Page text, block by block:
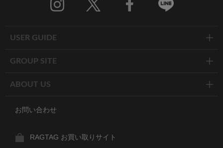
USER GUIDE
GROUP SITE
ABOUT US
お問い合わせ
RAGTAG お買い取りサイト